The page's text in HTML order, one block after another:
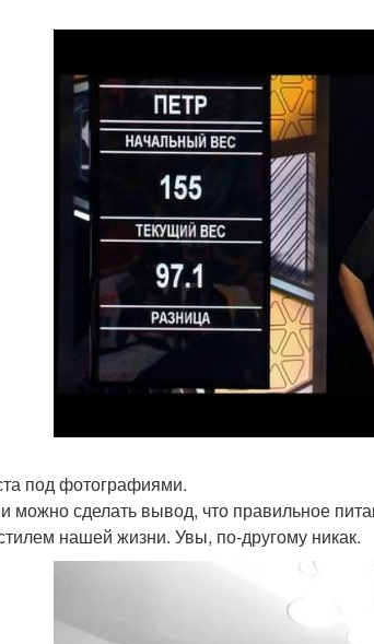
под фотографиями.
можно сделать вывод, что правильное
нашей жизни. Увы, по-другому никак.